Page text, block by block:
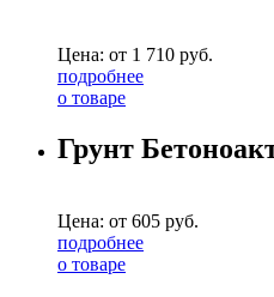
Цена: от 1 710 руб.
подробнее
о товаре
Грунт
Цена: от 605 руб.
подробнее
о товаре